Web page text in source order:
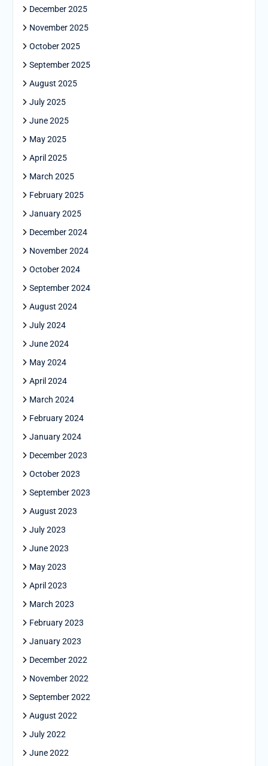
December 2025
November 2025
October 2025
September 2025
August 2025
July 2025
June 2025
May 2025
April 2025
March 2025
February 2025
January 2025
December 2024
November 2024
October 2024
September 2024
August 2024
July 2024
June 2024
May 2024
April 2024
March 2024
February 2024
January 2024
December 2023
October 2023
September 2023
August 2023
July 2023
June 2023
May 2023
April 2023
March 2023
February 2023
January 2023
December 2022
November 2022
September 2022
August 2022
July 2022
June 2022